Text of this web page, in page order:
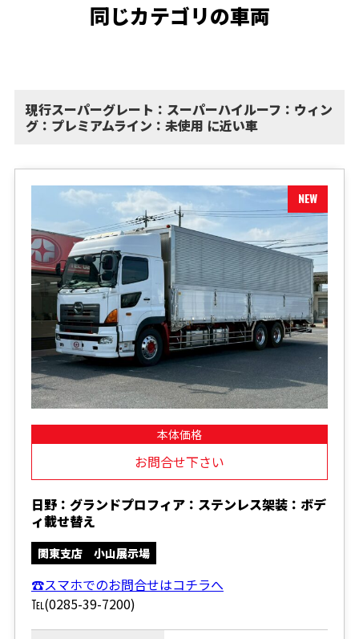
同じカテゴリの車両
現行スーパーグレート：スーパーハイルーフ：ウィン
グ：プレミアムライン：未使用 に近い車
本体価格
お問合せ下さい
日野：グランドプロフィア：ステンレス架装：ボデ
ィ載せ替え
関東支店 小山展示場
☎スマホでのお問合せはコチラへ
℡(0285-39-7200)